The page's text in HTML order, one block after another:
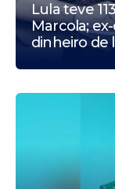
Lula teve
Marcola;
dinheiro de